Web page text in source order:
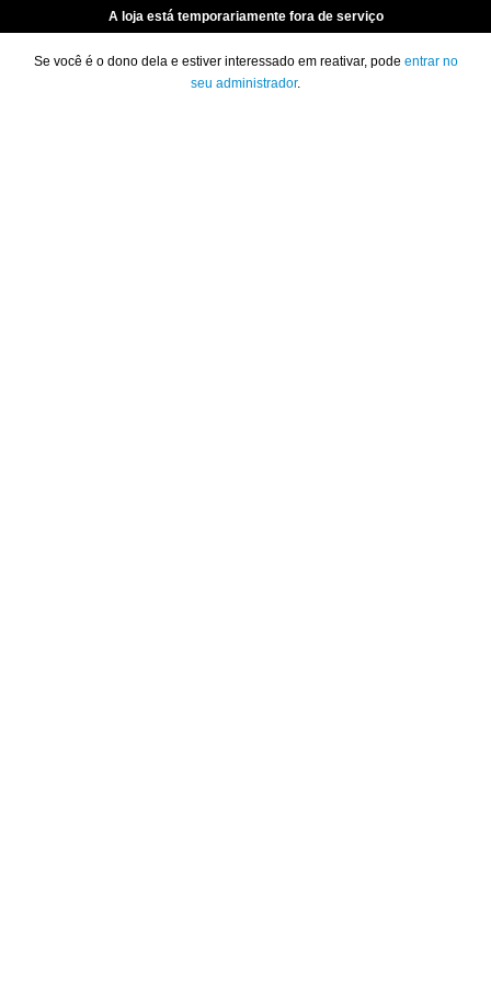
A loja está temporariamente fora de serviço
Se você é o dono dela e estiver interessado em reativar, pode entrar no
seu administrador.